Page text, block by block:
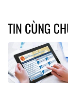
TIN CÙNG